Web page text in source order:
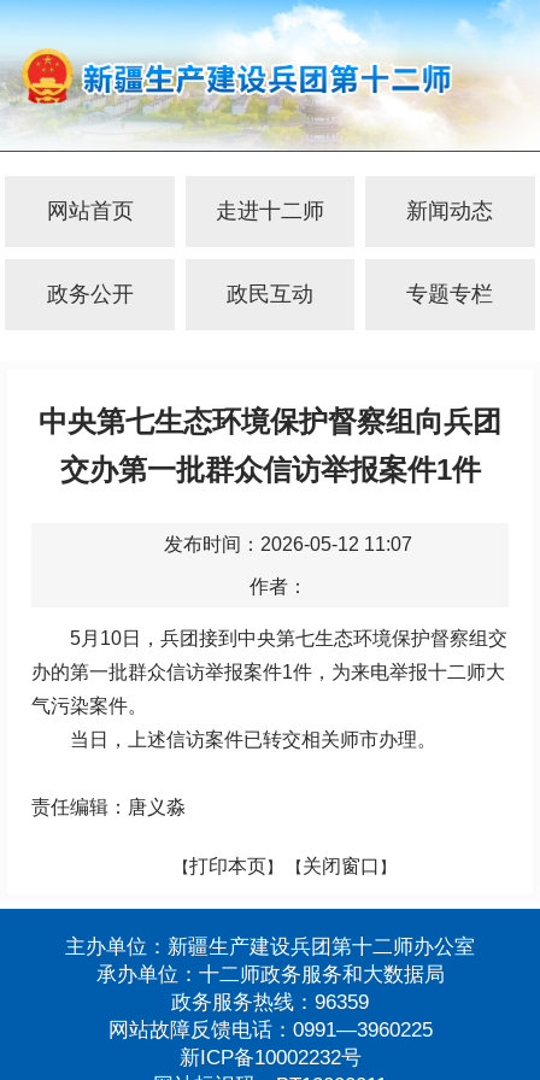
网站首页 走进十二师 新闻动态
政务公开 政民互动 专题专栏
中央第七生态环境保护督察组向兵团
交办第一批群众信访举报案件1件
发布时间：2026-05-12 11:07
作者：
5月10日，兵团接到中央第七生态环境保护督察组交
办的第一批群众信访举报案件1件，为来电举报十二师大
气污染案件。
当日，上述信访案件已转交相关师市办理。
责任编辑：唐义淼
【打印本页】 【关闭窗口 】
主办单位：新疆生产建设兵团第十二师办公室
承办单位：十二师政务服务和大数据局
政务服务热线：96359
网站故障反馈电话：0991—3960225
新ICP备10002232号